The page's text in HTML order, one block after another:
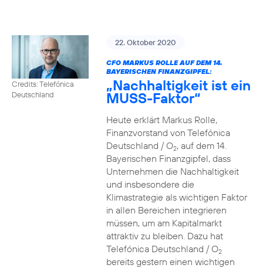
Credits: Telefónica
Deutschland
22. Oktober 2020
CFO MARKUS ROLLE AUF DEM 14.
BAYERISCHEN FINANZGIPFEL:
„Nachhaltigkeit ist ein
MUSS-Faktor“
Heute erklärt Markus Rolle,
Finanzvorstand von Telefónica
Deutschland / O2, auf dem 14.
Bayerischen Finanzgipfel, dass
Unternehmen die Nachhaltigkeit
und insbesondere die
Klimastrategie als wichtigen Faktor
in allen Bereichen integrieren
müssen, um am Kapitalmarkt
attraktiv zu bleiben. Dazu hat
Telefónica Deutschland / O2
bereits gestern einen wichtigen